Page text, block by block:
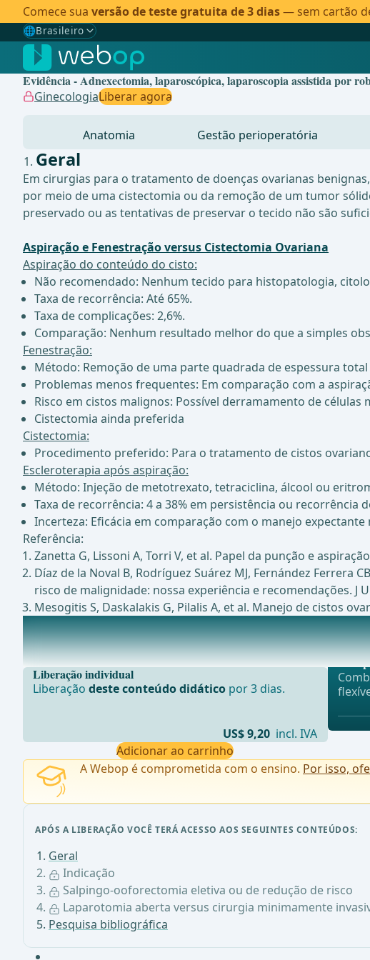
Comece sua versão de teste gratuita de 3 dias— sem cartão
🌐Brasileiro
Gewählte Sprache: Brasileiro
🇩🇪 Alemão
🇬🇧Inglês
Brasileiro
Evidência - Adnexectomia, laparoscópica, laparoscopia assistida por
GinecologiaLiberar agora
Anatomia Gestão perioperatória
Geral
Em cirurgias para o tratamento de doenças ovarianas
por meio de uma cistectomia ou da remoção de um tumor
preservado ou as tentativas de preservar o tecido não são
Aspiração e Fenestração versus Cistectomia Ovariana
Aspiração do conteúdo do cisto:
Não recomendado: Nenhum tecido para histopatologia,
Taxa de recorrência: Até 65%.
Taxa de complicações: 2,6%.
Comparação: Nenhum resultado melhor do que a simples
Fenestração:
Método: Remoção de uma parte quadrada de espessura
Problemas menos frequentes: Em comparação com a
Risco em cistos malignos: Possível derramamento de células
Cistectomia ainda preferida
Cistectomia:
Procedimento preferido: Para o tratamento de cistos
Escleroterapia após aspiração:
Método: Injeção de metotrexato, tetraciclina, álcool ou
Taxa de recorrência: 4 a 38% em persistência ou recorrência
Incerteza: Eficácia em comparação com o manejo
Referência:
Zanetta G, Lissoni A, Torri V, et al. Papel da punção e
Díaz de la Noval B, Rodríguez Suárez MJ, Fernández
risco de malignidade: nossa experiência e recomendações. J
Mesogitis S, Daskalakis G, Pilalis A, et al. Manejo de cistos
Indicação
Neoplasias ovarianas benignas que n&#xE3;o podem ser
Liberação individual
Liberaçãodeste conteúdo didático por 3 dias.
US$ 9,20 incl. IVA
Adicionar ao carrinho
A Webop é comprometida com o ensino. Por isso,
APÓS A LIBERAÇÃO VOCÊ TERÁ ACESSO AOS SEGUINTES CONTEÚDOS:
Geral
Indicação
Salpingo-ooforectomia eletiva ou de redução de risco
Laparotomia aberta versus cirurgia minimamente
Pesquisa bibliográfica